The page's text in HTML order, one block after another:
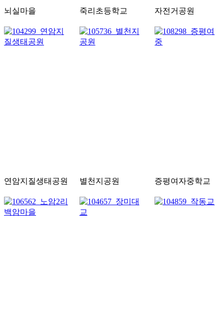
뇌실마을 죽리초등학교 자전거공원
연암지질생태공원 별천지공원 증평여자중학교